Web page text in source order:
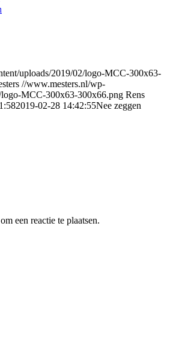
uploads/2019/02/logo-MCC-300x63-
//www.mesters.nl/wp-
MCC-300x63-300x66.png Rens
2019-02-28 14:42:55Nee zeggen
om een reactie te plaatsen.